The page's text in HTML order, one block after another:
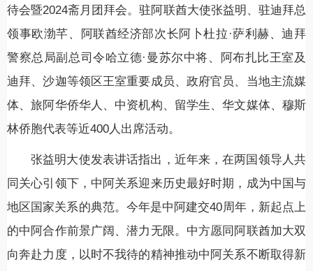
待会暨2024斋月团拜会。驻阿联酋大使张益明、驻迪拜总
领事欧渤芊、阿联酋经济部次长阿卜杜拉·萨利赫、迪拜
警察总局副总司令哈立德·曼苏尔中将、阿布扎比王室及
迪拜、沙迦等领区王室重要成员、政府官员、当地主流媒
体、旅阿华侨华人、中资机构、留学生、华文媒体、穆斯
林侨胞代表等近400人出席活动。
张益明大使发表讲话指出，近年来，在两国领导人共
同关心引领下，中阿关系迎来历史最好时期，成为中国与
地区国家关系的典范。今年是中阿建交40周年，新起点上
的中阿合作前景广阔、潜力无限。中方愿同阿联酋加大双
向奔赴力度，以时不我待的精神推动中阿关系不断取得新